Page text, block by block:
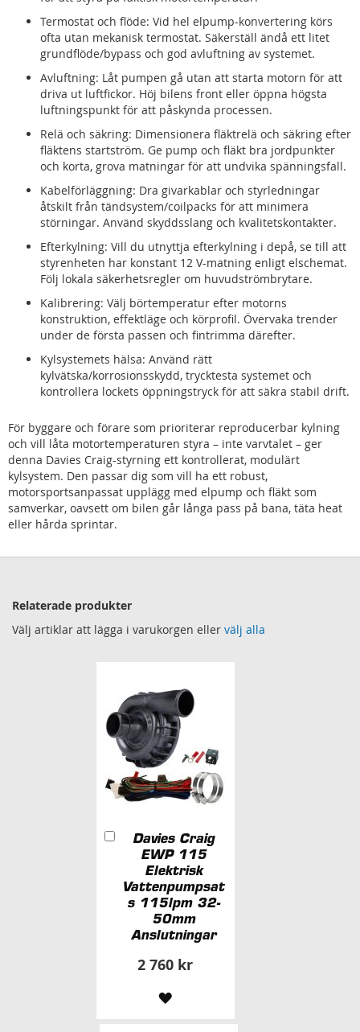
Termostat och flöde: Vid hel elpump-konvertering körs
ofta utan mekanisk termostat. Säkerställ ändå ett litet
grundflöde/bypass och god avluftning av systemet.
Avluftning: Låt pumpen gå utan att starta motorn för att
driva ut luftfickor. Höj bilens front eller öppna högsta
luftningspunkt för att påskynda processen.
Relä och säkring: Dimensionera fläktrelä och säkring efter
fläktens startström. Ge pump och fläkt bra jordpunkter
och korta, grova matningar för att undvika spänningsfall.
Kabelförläggning: Dra givarkablar och styrledningar
åtskilt från tändsystem/coilpacks för att minimera
störningar. Använd skyddsslang och kvalitetskontakter.
Efterkylning: Vill du utnyttja efterkylning i depå, se till att
styrenheten har konstant 12 V-matning enligt elschemat.
Följ lokala säkerhetsregler om huvudströmbrytare.
Kalibrering: Välj börtemperatur efter motorns
konstruktion, effektläge och körprofil. Övervaka trender
under de första passen och fintrimma därefter.
Kylsystemets hälsa: Använd rätt
kylvätska/korrosionsskydd, trycktesta systemet och
kontrollera lockets öppningstryck för att säkra stabil drift.
För byggare och förare som prioriterar reproducerbar kylning
och vill låta motortemperaturen styra – inte varvtalet – ger
denna Davies Craig-styrning ett kontrollerat, modulärt
kylsystem. Den passar dig som vill ha ett robust,
motorsportsanpassat upplägg med elpump och fläkt som
samverkar, oavsett om bilen går långa pass på bana, täta heat
eller hårda sprintar.
Relaterade produkter
Välj artiklar att lägga i varukorgen eller välj alla
Davies Craig
EWP 115
Elektrisk
Vattenpumpsat
s 115lpm 32-
50mm
Anslutningar
2 760 kr
Lägg
kundvagn
LÄGG